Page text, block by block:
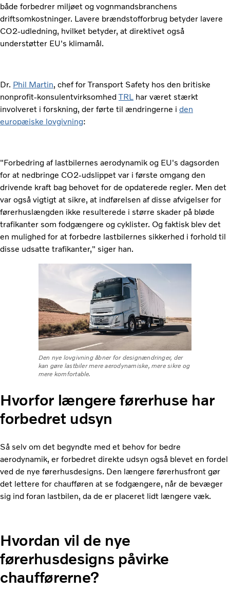
både forbedrer miljøet og vognmandsbranchens
driftsomkostninger. Lavere brændstofforbrug betyder lavere
CO2-udledning, hvilket betyder, at direktivet også
understøtter EU's klimamål.
Dr. Phil Martin, chef for Transport Safety hos den britiske
nonprofit-konsulentvirksomhedTRL har været stærkt
involveret i forskning, der førte til ændringerne i den
europæiske lovgivning:
"Forbedring af lastbilernes aerodynamik og EU's dagsorden
for at nedbringe CO2-udslippet var i første omgang den
drivende kraft bag behovet for de opdaterede regler. Men det
var også vigtigt at sikre, at indførelsen af ​​disse afvigelser for
førerhuslængden ikke resulterede i større skader på bløde
trafikanter som fodgængere og cyklister. Og faktisk blev det
en mulighed for at forbedre lastbilernes sikkerhed i forhold til
disse udsatte trafikanter," siger han.
Den nye lovgivning åbner for designændringer, der
kan gøre lastbiler mere aerodynamiske, mere sikre og
mere komfortable.
Hvorfor længere førerhuse har
forbedret udsyn
Så selv om det begyndte med et behov for bedre
aerodynamik, er forbedret direkte udsyn også blevet en fordel
ved de nye førerhusdesigns. Den længere førerhusfront gør
det lettere for chaufføren at se fodgængere, når de bevæger
sig ind foran lastbilen, da de er placeret lidt længere væk.
Hvordan vil de nye
førerhusdesigns påvirke
chaufførerne?